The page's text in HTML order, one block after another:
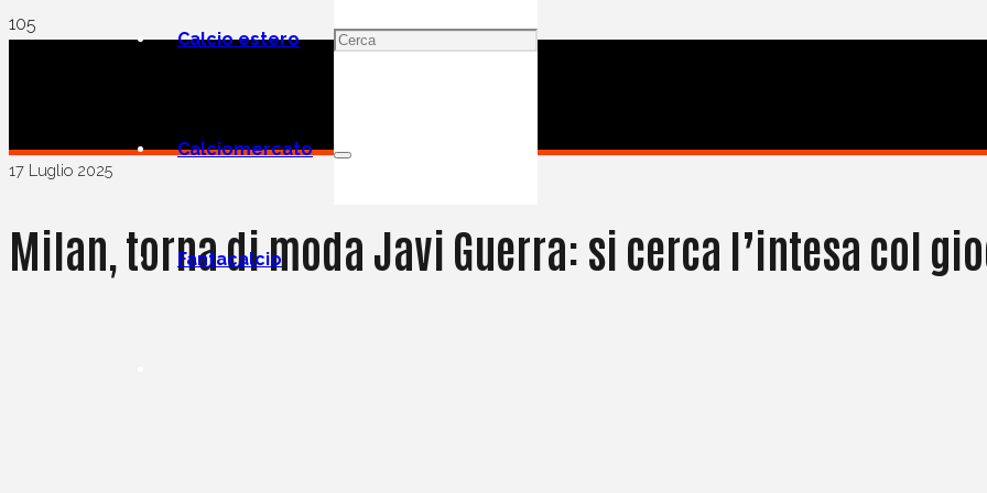
Calcio estero
Calciomercato
Fantacalcio
17 Luglio 2025
Milan, torna di moda Javi Guerra: si cerca l’intesa col